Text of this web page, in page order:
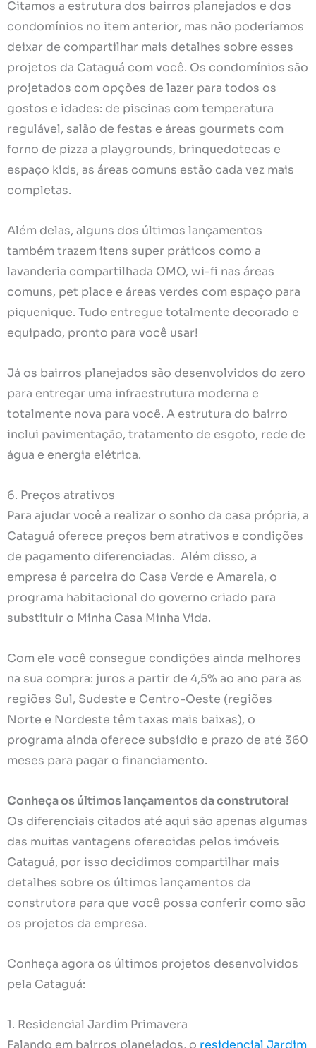
Citamos a estrutura dos bairros planejados e dos
condomínios no item anterior, mas não poderíamos
deixar de compartilhar mais detalhes sobre esses
projetos da Cataguá com você. Os condomínios são
projetados com opções de lazer para todos os
gostos e idades: de piscinas com temperatura
regulável, salão de festas e áreas gourmets com
forno de pizza a playgrounds, brinquedotecas e
espaço kids, as áreas comuns estão cada vez mais
completas.
Além delas, alguns dos últimos lançamentos
também trazem itens super práticos como a
lavanderia compartilhada OMO, wi-fi nas áreas
comuns, pet place e áreas verdes com espaço para
piquenique. Tudo entregue totalmente decorado e
equipado, pronto para você usar!
Já os bairros planejados são desenvolvidos do zero
para entregar uma infraestrutura moderna e
totalmente nova para você. A estrutura do bairro
inclui pavimentação, tratamento de esgoto, rede de
água e energia elétrica.
6. Preços atrativos
Para ajudar você a realizar o sonho da casa própria, a
Cataguá oferece preços bem atrativos e condições
de pagamento diferenciadas. Além disso, a
empresa é parceira do Casa Verde e Amarela, o
programa habitacional do governo criado para
substituir o Minha Casa Minha Vida.
Com ele você consegue condições ainda melhores
na sua compra: juros a partir de 4,5% ao ano para as
regiões Sul, Sudeste e Centro-Oeste (regiões
Norte e Nordeste têm taxas mais baixas), o
programa ainda oferece subsídio e prazo de até 360
meses para pagar o financiamento.
Conheça os últimos lançamentos da construtora!
Os diferenciais citados até aqui são apenas algumas
das muitas vantagens oferecidas pelos imóveis
Cataguá, por isso decidimos compartilhar mais
detalhes sobre os últimos lançamentos da
construtora para que você possa conferir como são
os projetos da empresa.
Conheça agora os últimos projetos desenvolvidos
pela Cataguá:
1. Residencial Jardim Primavera
Falando em bairros planejados, o residencial Jardim